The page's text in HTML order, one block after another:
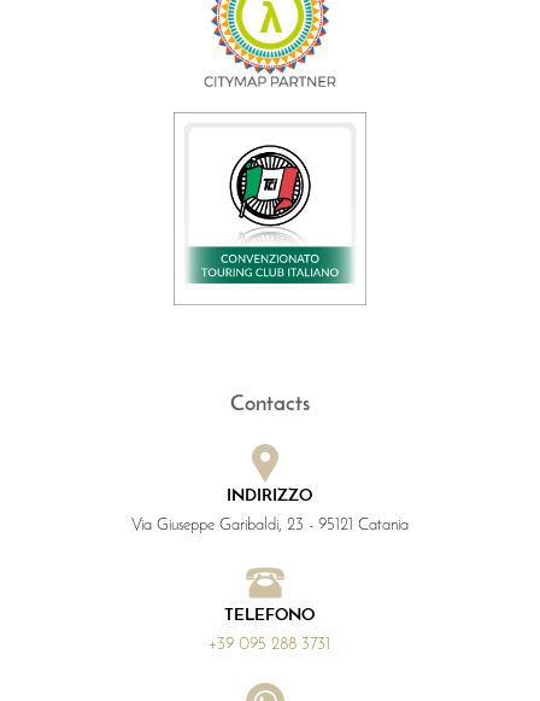
Contacts
INDIRIZZO
Via Giuseppe Garibaldi, 23 - 95121 Catania
TELEFONO
+39 095 288 3731